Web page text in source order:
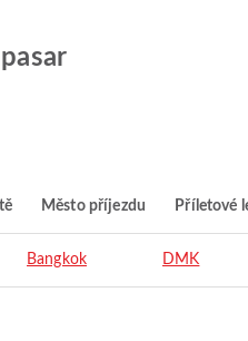
Město příjezdu Příletové
Bangkok DMK